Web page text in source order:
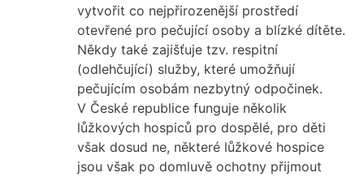
vytvořit co nejpřirozenější prostředí
otevřené pro pečující osoby a blízké dítěte.
Někdy také zajišťuje tzv. respitní
(odlehčující) služby, které umožňují
pečujícím osobám nezbytný odpočinek.
V České republice funguje několik
lůžkových hospiců pro dospělé, pro děti
však dosud ne, některé lůžkové hospice
jsou však po domluvě ochotny přijmout